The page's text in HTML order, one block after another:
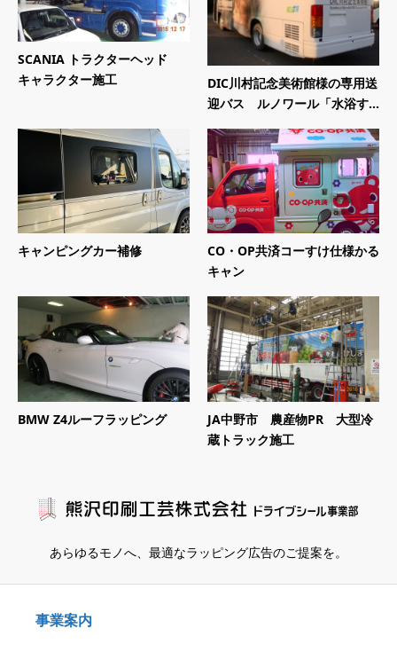
SCANIA トラクターヘッド
キャラクター施工
DIC川村記念美術館様の専用送
迎バス ルノワール「水浴す...
キャンピングカー補修
CO・OP共済コーすけ仕様かる
キャン
BMW Z4ルーフラッピング
JA中野市 農産物PR 大型冷
蔵トラック施工
あらゆるモノへ、 最適なラッピング広告のご提案を。
事業案内